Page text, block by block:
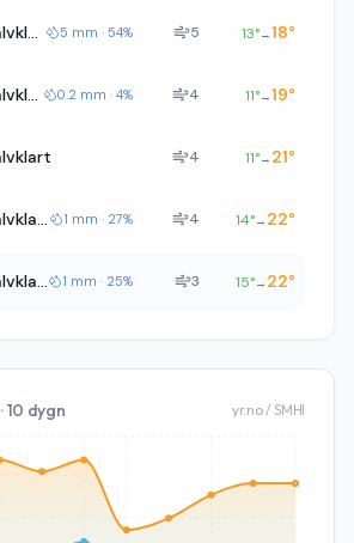
Halvklart 5 mm · 54% 5 13°→18°
Halvklart 0.2 mm · 4% 4 11°→19°
4 11°→ 21°
Halvklart 1 mm · 27% 4 14°→ 22°
Halvklart 1 mm · 25% 3 15°→ 22°
10 dygn yr.no / SMHI